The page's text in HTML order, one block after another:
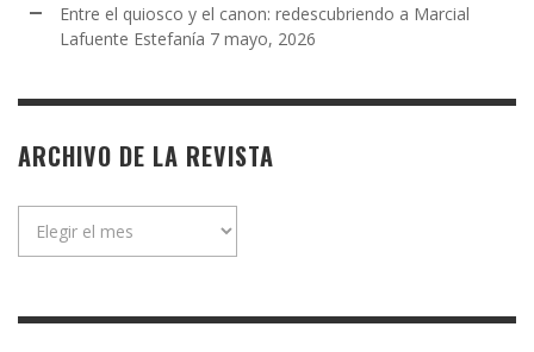
Entre el quiosco y el canon: redescubriendo a Marcial
Lafuente Estefanía 7 mayo, 2026
ARCHIVO DE LA REVISTA